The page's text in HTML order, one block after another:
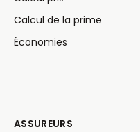
Calcul de la prime
Économies
ASSUREURS